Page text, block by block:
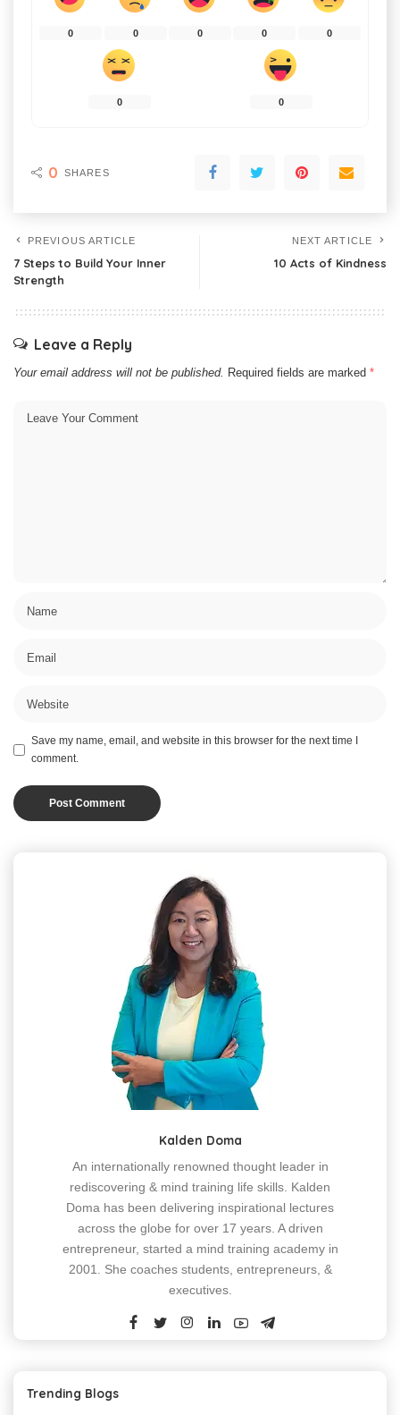
0 0 0 0 0
0 0
0 SHARES
PREVIOUS ARTICLE
7 Steps to Build Your Inner
Strength
NEXT ARTICLE
10 Acts of Kindness
Leave a Reply
Your email address will not be published. Required fields are marked *
Save my name, email, and website in this browser for the next time I
comment.
Kalden Doma
An internationally renowned thought leader in
rediscovering & mind training life skills. Kalden
Doma has been delivering inspirational lectures
across the globe for over 17 years. A driven
entrepreneur, started a mind training academy in
2001. She coaches students, entrepreneurs, &
executives.
Trending Blogs